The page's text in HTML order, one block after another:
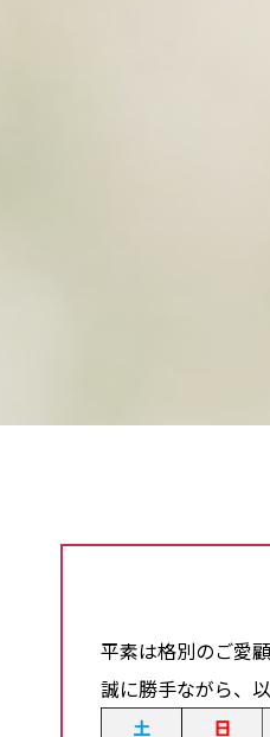
平素は格別のご愛
誠に勝手ながら、